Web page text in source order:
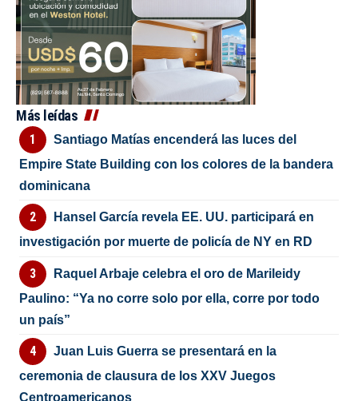
Más leídas
Santiago Matías encenderá las luces del
Empire State Building con los colores de la bandera
dominicana
Hansel García revela EE. UU. participará en
investigación por muerte de policía de NY en RD
Raquel Arbaje celebra el oro de Marileidy
Paulino: “Ya no corre solo por ella, corre por todo
un país”
Juan Luis Guerra se presentará en la
ceremonia de clausura de los XXV Juegos
Centroamericanos